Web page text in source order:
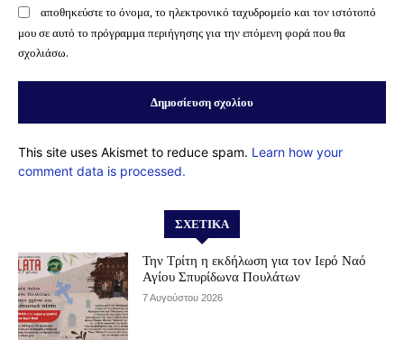
αποθηκεύστε το όνομα, το ηλεκτρονικό ταχυδρομείο και τον ιστότοπό
μου σε αυτό το πρόγραμμα περιήγησης για την επόμενη φορά που θα
σχολιάσω.
This site uses Akismet to reduce spam. Learn how your
comment data is processed.
ΣΧΕΤΙΚΆ
Την Τρίτη η εκδήλωση για τον Ιερό Ναό
Αγίου Σπυρίδωνα Πουλάτων
7 Αυγούστου 2026